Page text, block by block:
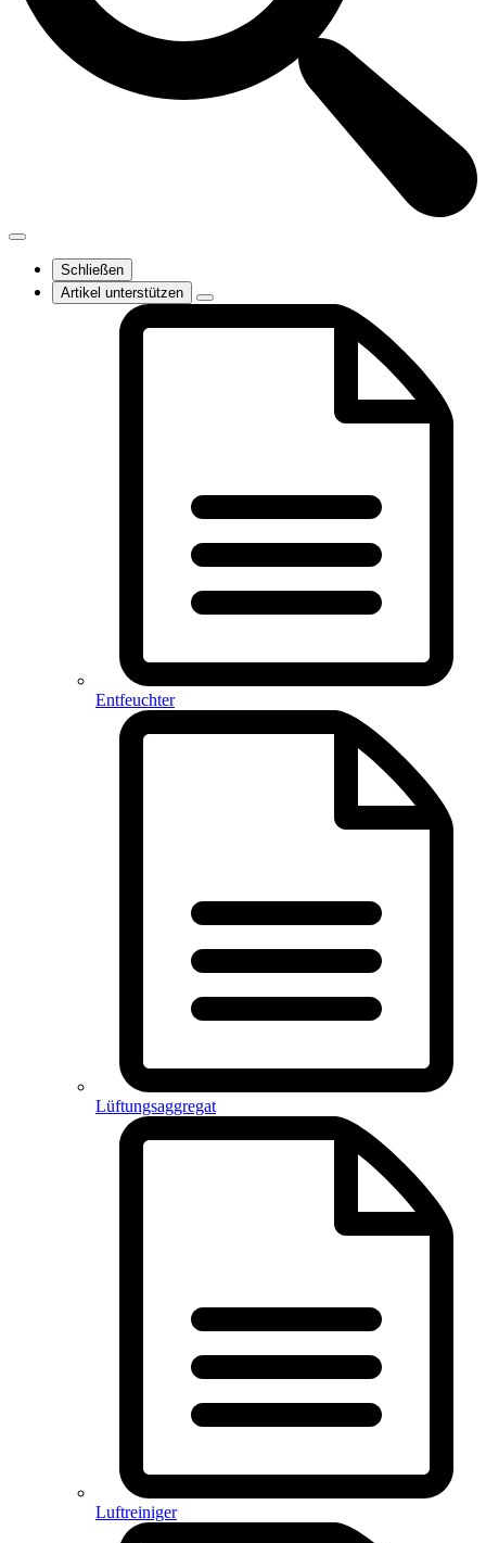
Schließen
Artikel unterstützen
Entfeuchter
Lüftungsaggregat
Luftreiniger